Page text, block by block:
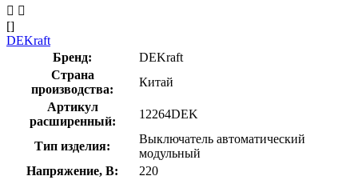
[]
DEKraft
Бренд:
DEKraft
Страна
производства:
Китай
Артикул
расширенный:
12264DEK
Тип изделия:
Выключатель автоматический
модульный
Напряжение, В:
220